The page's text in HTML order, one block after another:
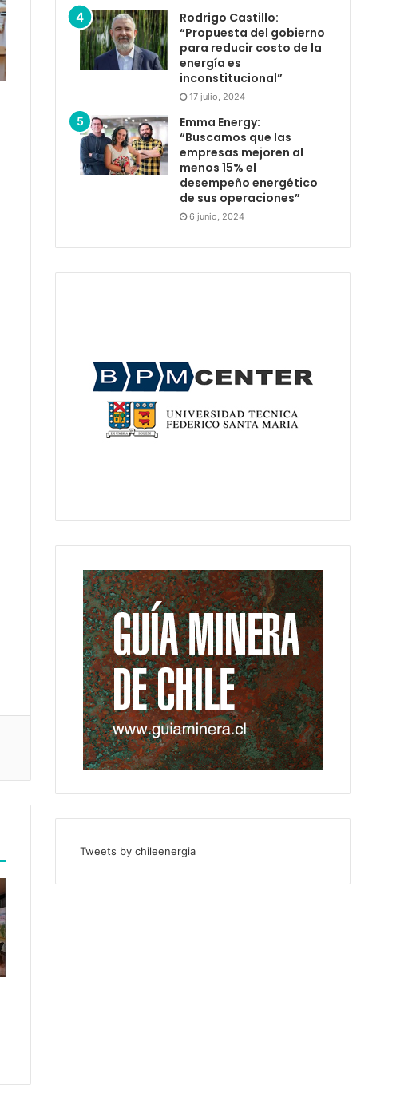
Rodrigo Castillo:
“Propuesta del gobierno
para reducir costo de la
energía es
inconstitucional”
17 julio, 2024
Emma Energy:
“Buscamos que las
empresas mejoren al
menos 15% el
desempeño energético
de sus operaciones”
6 junio, 2024
Tweets by chileenergia